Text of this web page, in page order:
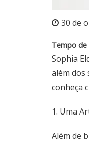
30 de
Tempo de
Sophia
além dos
conheça
1. Uma
Além de